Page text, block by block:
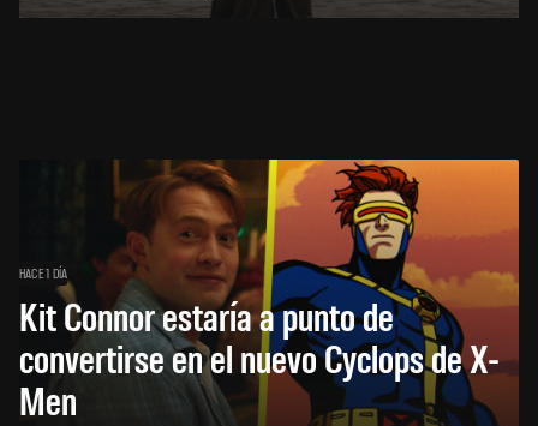
HACE 1 DÍA
Kit Connor estaría a punto de
convertirse en el nuevo Cyclops de X-
Men